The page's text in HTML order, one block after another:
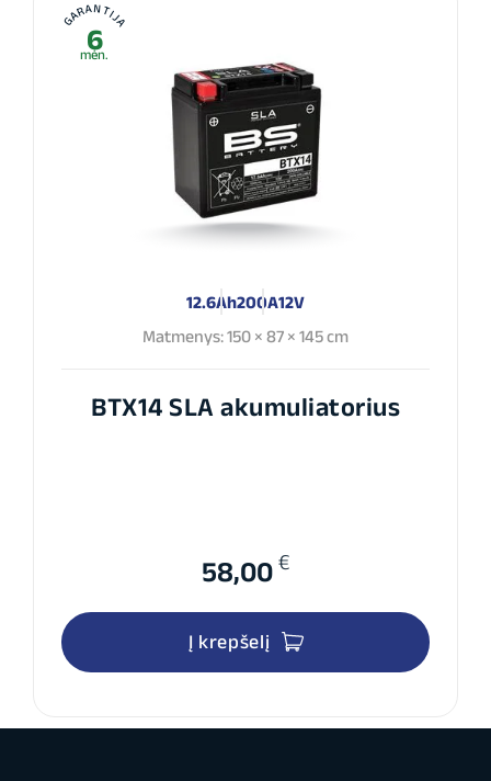
GARANTIJA
6
mėn.
12.6Ah200A12V
Matmenys: 150 × 87 × 145 cm
BTX14 SLA akumuliatorius
58,00 €
Į krepšelį